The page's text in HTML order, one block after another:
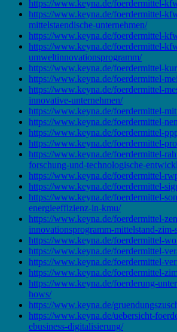
https://www.keyna.de/foerdermittel-
https://www.keyna.de/foerdermittel-
mittelstaendische-unternehmen/
https://www.keyna.de/foerdermittel-
https://www.keyna.de/foerdermittel-
umweltinnovationsprogramm/
https://www.keyna.de/foerdermittel-
https://www.keyna.de/foerdermittel-
https://www.keyna.de/foerdermittel-
innovative-unternehmen/
https://www.keyna.de/foerdermittel-
https://www.keyna.de/foerdermittel-
https://www.keyna.de/foerdermittel-
https://www.keyna.de/foerdermittel-
https://www.keyna.de/foerdermittel-
forschung-und-technologische-
https://www.keyna.de/foerdermittel-
https://www.keyna.de/foerdermittel-
https://www.keyna.de/foerdermittel-
energieeffizienz-in-kmu/
https://www.keyna.de/foerdermittel-
innovationsprogramm-mittelstand-zim-
https://www.keyna.de/foerdermittel-
https://www.keyna.de/foerdermittel-
https://www.keyna.de/foerdermittel-
https://www.keyna.de/foerdermittel-
https://www.keyna.de/foerderung-
hows/
https://www.keyna.de/
https://www.keyna.de/uebersicht-
ebusiness-digitalisierung/